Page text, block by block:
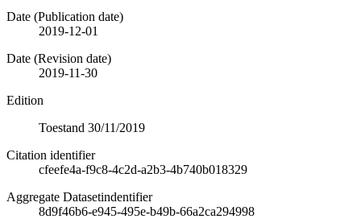
Date (Publication date)
2019-12-01
Date (Revision date)
2019-11-30
Edition
Toestand 30/11/2019
Citation identifier
cfeefe4a-f9c8-4c2d-a2b3-4b740b018329
Aggregate Datasetindentifier
8d9f46b6-e945-495e-b49b-66a2ca294998